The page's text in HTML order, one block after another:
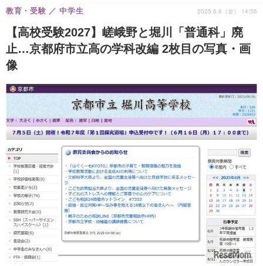
【高校受験2027】嵯峨野と堀川「普通科」廃
止…京都府市立高の学科改編 2枚目の写真・画
像
教育・受験 中学生 2025.6.6（金） 14:55